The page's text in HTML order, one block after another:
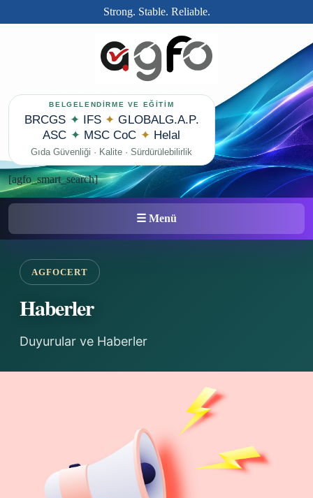
Strong. Stable. Reliable.
BELGELENDİRME VE EĞİTİM
BRCGS ✦ IFS ✦ GLOBALG.A.P.
ASC ✦ MSC CoC ✦ Helal
Gıda Güvenliği · Kalite · Sürdürülebilirlik
[agfo_smart_search]
☰ Menü
AGFOCERT
Haberler
Duyurular ve Haberler